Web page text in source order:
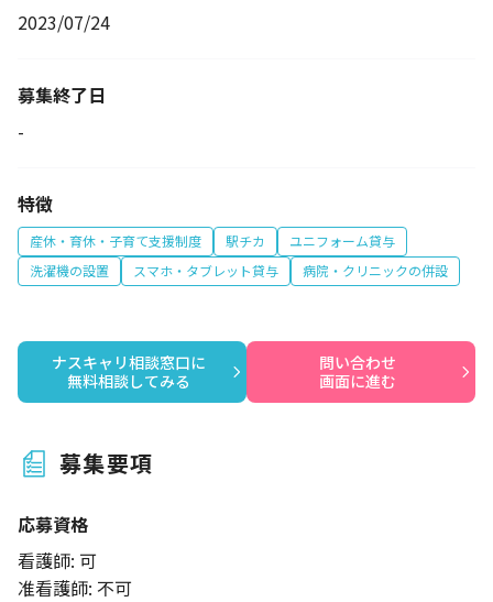
2023/07/24
募集終了日
-
特徴
産休・育休・子育て支援制度 駅チカ
ユニフォーム貸与
洗濯機の設置
スマホ・タブレット貸与 病院・クリニックの併設
ナスキャリ相談窓口に
無料相談してみる
問い合わせ
画面に進む
募集要項
応募資格
看護師: 可
准看護師: 不可